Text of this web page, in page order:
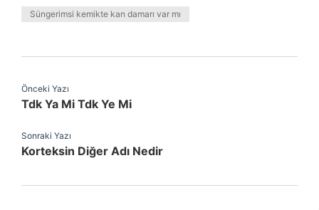
Süngerimsi kemikte kan damarı var mı
Önceki Yazı
Tdk Ya Mi Tdk Ye Mi
Sonraki Yazı
Korteksin Diğer Adı Nedir